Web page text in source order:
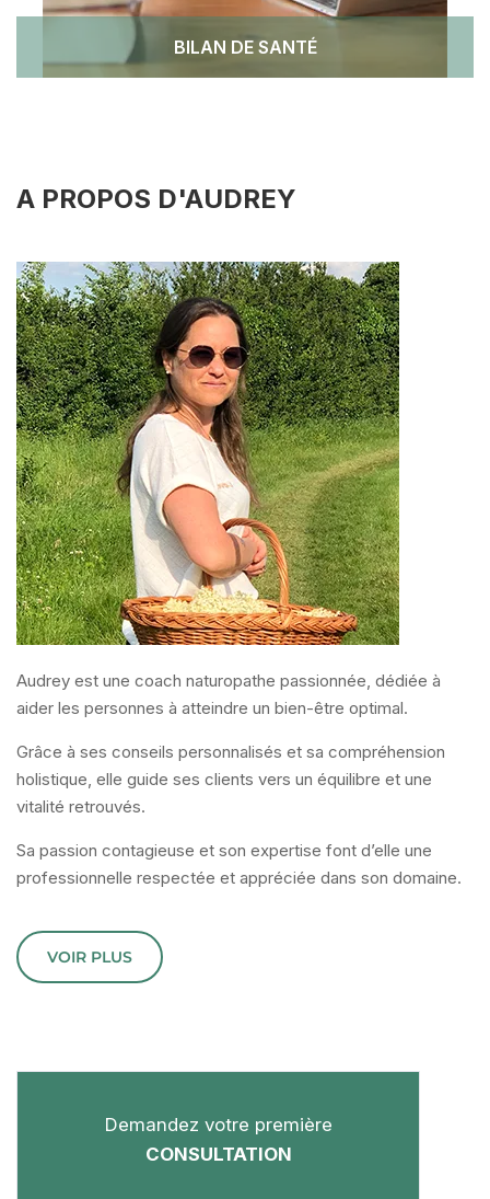
BILAN DE SANTÉ
A PROPOS D'AUDREY
Audrey est une coach naturopathe passionnée, dédiée à
aider les personnes à atteindre un bien-être optimal.
Grâce à ses conseils personnalisés et sa compréhension
holistique, elle guide ses clients vers un équilibre et une
vitalité retrouvés.
Sa passion contagieuse et son expertise font d’elle une
professionnelle respectée et appréciée dans son domaine.
VOIR PLUS
Demandez votre première
CONSULTATION